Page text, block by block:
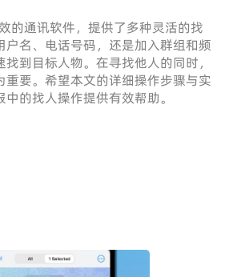
的通讯软件，提供了多种灵活的找
户名、电话号码，还是加入群组和频
到目标人物。在寻找他人的同时，
重要。希望本文的详细操作步骤与实
的找人操作提供有效帮助。